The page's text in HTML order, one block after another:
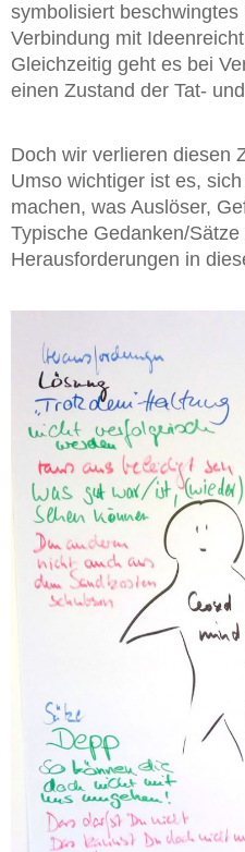
symbolisiert beschwingtes
Verbindung mit
Gleichzeitig geht es bei
einen Zustand der Tat-
Doch wir verlieren diesen
Umso wichtiger ist es,
machen, was Auslöser,
Typische Gedanken/Sätze
Herausforderungen in